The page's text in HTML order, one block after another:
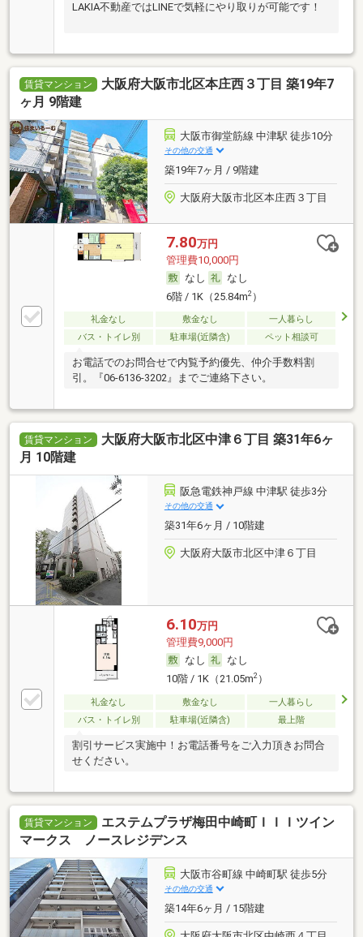
LAKIA不動産ではLINEで気軽にやり取りが可能です！
賃貸マンション
大阪府大阪市北区本庄西３丁目 築19年7
ヶ月 9階建
大阪市御堂筋線 中津駅 徒歩10分
その他の交通
築19年7ヶ月 / 9階建
大阪府大阪市北区本庄西３丁目
7.80万円
管理費10,000円
なし
なし
6階 / 1K（25.84m2）
礼金なし 敷金なし
一人暮らし
バス・トイレ別
駐車場(近隣含) ペット相談可
お電話でのお問合せで内覧予約優先、仲介手数料割
引。『06-6136-3202』までご連絡下さい。
賃貸マンション
大阪府大阪市北区中津６丁目 築31年6ヶ
月 10階建
阪急電鉄神戸線 中津駅 徒歩3分
その他の交通
築31年6ヶ月 / 10階建
大阪府大阪市北区中津６丁目
6.10万円
管理費9,000円
なし
なし
10階 / 1K（21.05m2）
礼金なし 敷金なし
一人暮らし
バス・トイレ別
駐車場(近隣含) 最上階
割引サービス実施中！お電話番号をご入力頂きお問合
せください。
賃貸マンション
エステムプラザ梅田中崎町ＩＩＩツイン
マークス ノースレジデンス
大阪市谷町線 中崎町駅 徒歩5分
その他の交通
築14年6ヶ月 / 15階建